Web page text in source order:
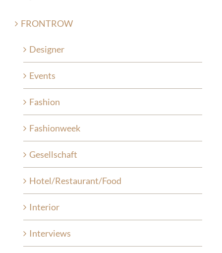
FRONTROW
Designer
Events
Fashion
Fashionweek
Gesellschaft
Hotel/Restaurant/Food
Interior
Interviews